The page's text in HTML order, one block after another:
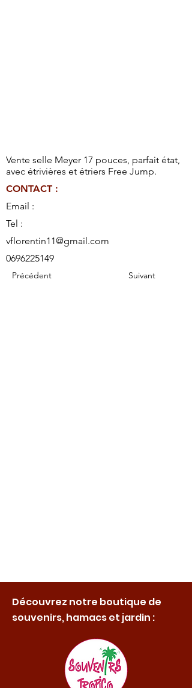
Vente selle Meyer 17 pouces, parfait état,
avec étrivières et étriers Free Jump.
CONTACT :
Email :
Tel :
vflorentin11@gmail.com
0696225149
Précédent Suivant
Découvrez notre boutique de
souvenirs, hamacs et jardin :